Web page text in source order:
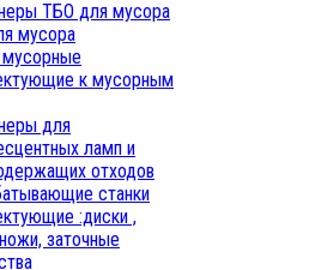
ТБО для мусора
мусора
к мусорным
для
ламп и
отходов
станки
:диски ,
заточные